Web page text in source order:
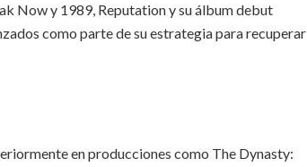
Now y 1989, Reputation y su álbum debut
como parte de su estrategia para recuperar
en producciones como The Dynasty: